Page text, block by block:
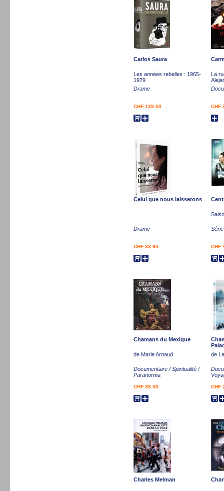
Carlos Saura
Les années rebelles : 1965-
1979
Drame
CHF 139.00
La
CHF
Celui que nous laisserons
Drame
CHF 33.90 CHF
Chamans du Mexique
de Marie Arnaud
Documentaire / Spiritualité /
Paranorma
CHF 39.00
de
CHF
Charles Melman